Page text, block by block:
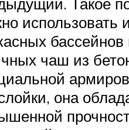
использовать
чаш из
она